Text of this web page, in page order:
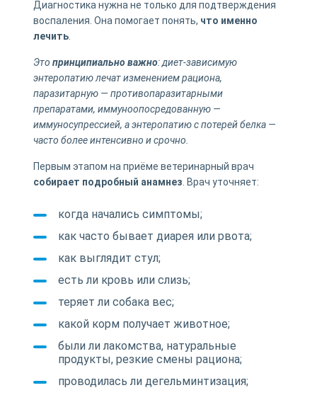
Диагностика нужна не только для подтверждения
воспаления. Она помогает понять, что именно
лечить.
Это принципиально важно: диет-зависимую
энтеропатию лечат изменением рациона,
паразитарную — противопаразитарными
препаратами, иммуноопосредованную —
иммуносупрессией, а энтеропатию с потерей белка —
часто более интенсивно и срочно.
Первым этапом на приёме ветеринарный врач
собирает подробный анамнез . Врач уточняет:
когда начались симптомы;
как часто бывает диарея или рвота;
как выглядит стул;
есть ли кровь или слизь;
теряет ли собака вес;
какой корм получает животное;
были ли лакомства, натуральные
продукты, резкие смены рациона;
проводилась ли дегельминтизация;